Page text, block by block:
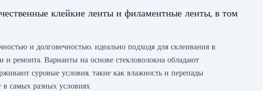
клейкие ленты и филаментные ленты, в том
и долговечностью, идеально подходя для склеивания в
и ремонта. Варианты на основе стекловолокна обладают
суровые условия, такие как влажность и перепады
в самых разных условиях.